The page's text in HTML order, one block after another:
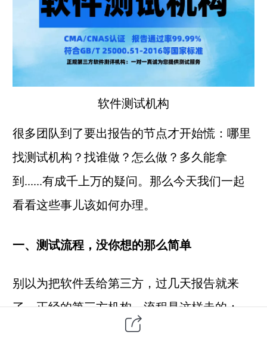
软件测试机构
很多团队到了要出报告的节点才开始慌：哪里
找测试机构？找谁做？怎么做？多久能拿
到......有成千上万的疑问。那么今天我们一起
看看这些事儿该如何办理。
一、测试流程，没你想的那么简单
别以为把软件丢给第三方 ，过几天报告就来
了。正经的第三方机构，流程是这样走的：